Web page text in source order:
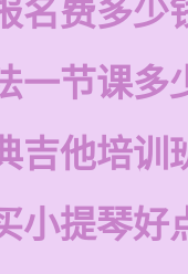
名费多少
一节课多
吉他培训
小提琴好